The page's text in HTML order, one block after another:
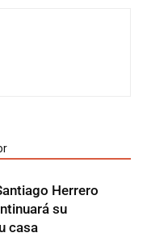
Herrero
su
casa